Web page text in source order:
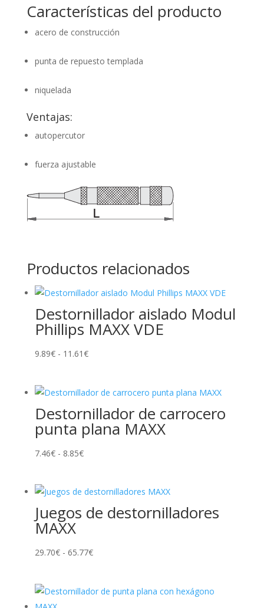
Características del producto
acero de construcción
punta de repuesto templada
niquelada
Ventajas:
autopercutor
fuerza ajustable
Productos relacionados
Destornillador aislado Modul
Phillips MAXX VDE
9.89€ - 11.61€Rango
desde
9.89€
hasta
Destornillador de carrocero
punta plana MAXX
7.46€ - 8.85€Rango
desde
7.46€
Juegos de destornilladores
MAXX
29.70€ - 65.77€Rango
desde